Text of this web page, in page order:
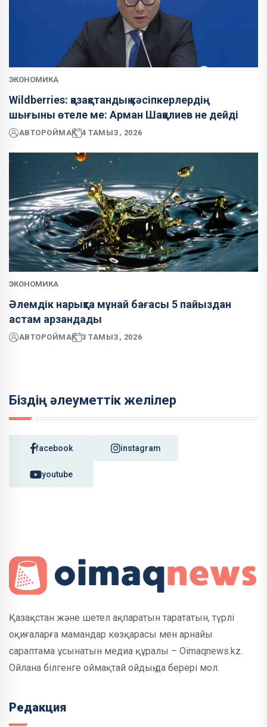
ЭКОНОМИКА
Wildberries: қазақстандық кәсіпкерлердің
шығыны өтеле ме: Арман Шаққалиев не дейді
АВТОРОЙМАҚ 4 ТАМЫЗ, 2026
ЭКОНОМИКА
Әлемдік нарықта мұнай бағасы 5 пайыздан
астам арзандады
АВТОРОЙМАҚ 3 ТАМЫЗ, 2026
Біздің әлеуметтік желілер
facebook instagram
youtube
Қазақстан және шетел ақпаратын тарататын, түрлі
оқиғаларға мамандар көзқарасы мен арнайы
сараптама ұсынатын медиа құралы – Oimaqnews.kz.
Ойлана білгенге оймақтай ойдың да берері мол.
Редакция